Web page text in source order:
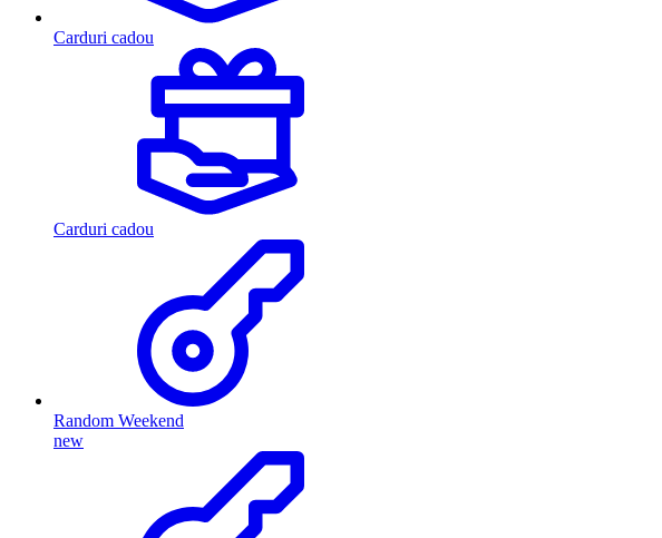
Carduri cadou
Carduri cadou
Random Weekend
new